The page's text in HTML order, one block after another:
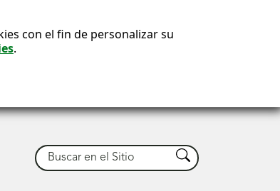
con el fin de personalizar su
.
Buscar Buscar